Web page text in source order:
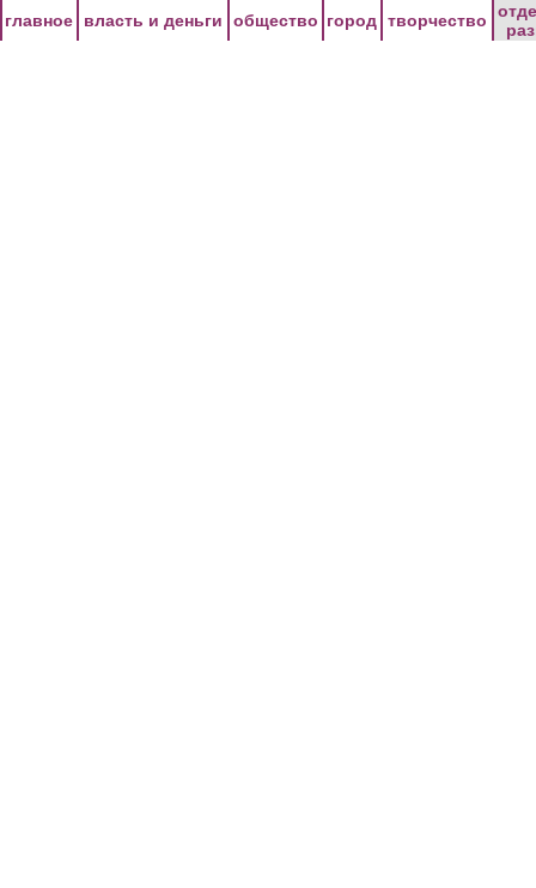
главное власть и деньги общество город творчество